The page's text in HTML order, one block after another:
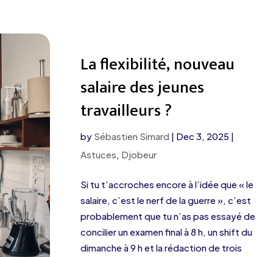
La flexibilité, nouveau
salaire des jeunes
travailleurs ?
by Sébastien Simard | Dec 3, 2025|
Astuces, Djobeur
Si tu t’accroches encore à l’idée que « le
salaire, c’est le nerf de la guerre », c’est
probablement que tu n’as pas essayé de
concilier un examen final à 8 h, un shift du
dimanche à 9 h et la rédaction de trois